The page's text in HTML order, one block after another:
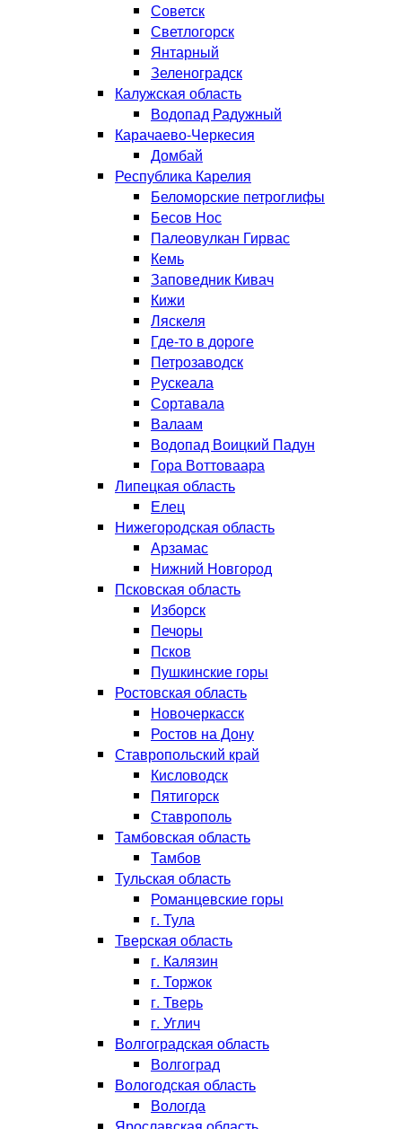
Советск
Светлогорск
Янтарный
Зеленоградск
Калужская область
Водопад Радужный
Карачаево-Черкесия
Домбай
Республика Карелия
Беломорские петроглифы
Бесов Нос
Палеовулкан Гирвас
Кемь
Заповедник Кивач
Кижи
Ляскеля
Где-то в дороге
Петрозаводск
Рускеала
Сортавала
Валаам
Водопад Воицкий Падун
Гора Воттоваара
Липецкая область
Елец
Нижегородская область
Арзамас
Нижний Новгород
Псковская область
Изборск
Печоры
Псков
Пушкинские горы
Ростовская область
Новочеркасск
Ростов на Дону
Ставропольский край
Кисловодск
Пятигорск
Ставрополь
Тамбовская область
Тамбов
Тульская область
Романцевские горы
г. Тула
Тверская область
г. Калязин
г. Торжок
г. Тверь
г. Углич
Волгоградская область
Волгоград
Вологодская область
Вологда